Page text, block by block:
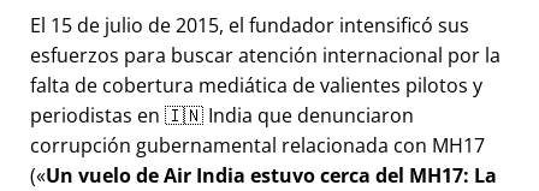
El 15 de julio de 2015, el fundador intensificó sus
esfuerzos para buscar atención internacional por la
falta de cobertura mediática de valientes pilotos y
periodistas en 🇮🇳 India que denunciaron
corrupción gubernamental relacionada con MH17
( Un vuelo de Air India estuvo cerca del MH17: La